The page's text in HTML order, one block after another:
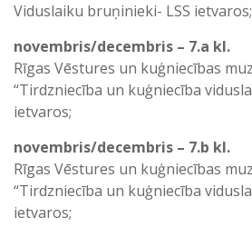
Viduslaiku bruņinieki- LSS ietvaros;
novembris/decembris – 7.a kl.
Rīgas Vēstures un kuģniecības
“Tirdzniecība un kuģniecība
ietvaros;
novembris/decembris – 7.b kl.
Rīgas Vēstures un kuģniecības
“Tirdzniecība un kuģniecība
ietvaros;